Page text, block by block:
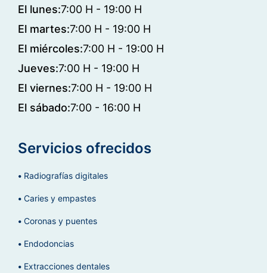
El lunes:7:00 H - 19:00 H
El martes:7:00 H - 19:00 H
El miércoles:7:00 H - 19:00 H
Jueves:7:00 H - 19:00 H
El viernes:7:00 H - 19:00 H
El sábado:7:00 - 16:00 H
Servicios ofrecidos
Radiografías digitales
Caries y empastes
Coronas y puentes
Endodoncias
Extracciones dentales